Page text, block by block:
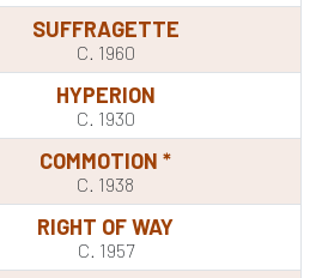
SUFFRAGETTE
C. 1960
HYPERION
C. 1930
COMMOTION *
C. 1938
RIGHT OF WAY
C. 1957